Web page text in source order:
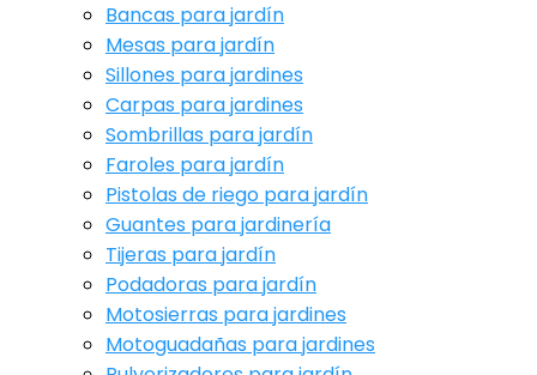
Bancas para jardín
Mesas para jardín
Sillones para jardines
Carpas para jardines
Sombrillas para jardín
Faroles para jardín
Pistolas de riego para jardín
Guantes para jardinería
Tijeras para jardín
Podadoras para jardín
Motosierras para jardines
Motoguadañas para jardines